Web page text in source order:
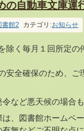
の自動車文庫運
書館2 カテゴリ:お知らせ
除く毎月１回所定の
安全確保のため、ご
など悪天候の場合
、図書館ホームペ